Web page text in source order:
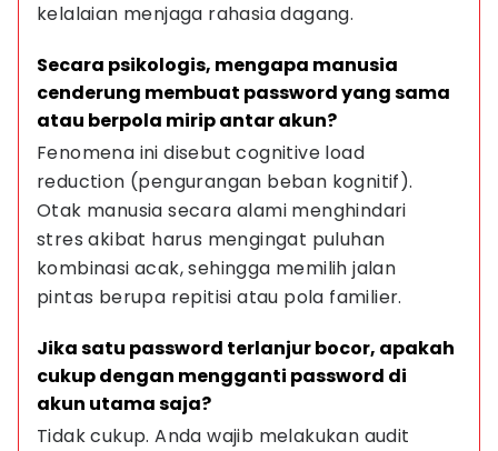
kelalaian menjaga rahasia dagang.
Secara psikologis, mengapa manusia
cenderung membuat password yang sama
atau berpola mirip antar akun?
Fenomena ini disebut cognitive load
reduction (pengurangan beban kognitif).
Otak manusia secara alami menghindari
stres akibat harus mengingat puluhan
kombinasi acak, sehingga memilih jalan
pintas berupa repitisi atau pola familier.
Jika satu password terlanjur bocor, apakah
cukup dengan mengganti password di
akun utama saja?
Tidak cukup. Anda wajib melakukan audit